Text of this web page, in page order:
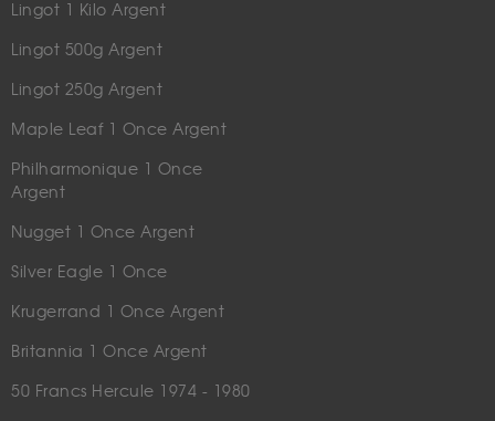
Lingot 1 Kilo Argent
Lingot 500g Argent
Lingot 250g Argent
Maple Leaf 1 Once Argent
Philharmonique 1 Once
Argent
Nugget 1 Once Argent
Silver Eagle 1 Once
Krugerrand 1 Once Argent
Britannia 1 Once Argent
50 Francs Hercule 1974 - 1980